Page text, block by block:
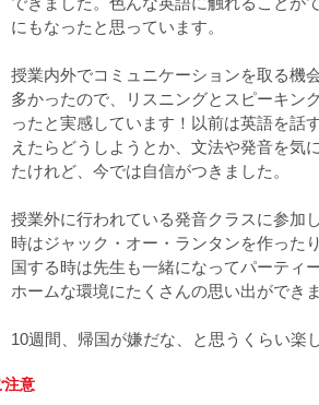
にもなったと思っています。
授業内外でコミュニケーションを取る機
多かったので、リスニングとスピーキン
ったと実感しています！以前は英語を話
えたらどうしようとか、文法や発音を気
たけれど、今では自信がつきました。
授業外に行われている発音クラスに参加
時はジャック・オー・ランタンを作った
国する時は先生も一緒になってパーティ
ホームな環境にたくさんの思い出ができま
10週間、帰国が嫌だな、と思うくらい楽
注意